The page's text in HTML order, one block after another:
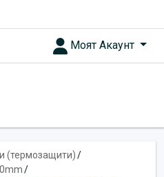
Моят Акаунт
(термозащити)/
/